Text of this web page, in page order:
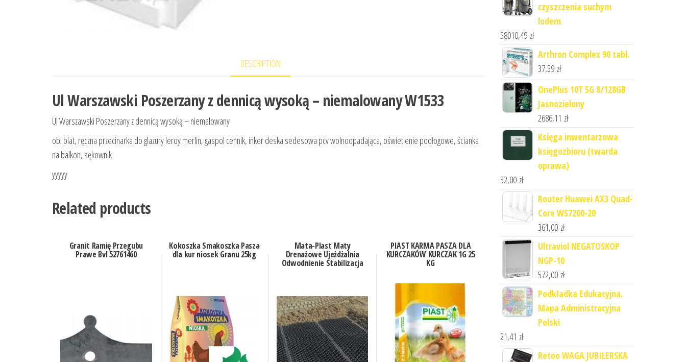
DESCRIPTION
Ul Warszawski Poszerzany z dennicą wysoką – niemalowany W1533
Ul Warszawski Poszerzany z dennicą wysoką – niemalowany
obi blat, ręczna przecinarka do glazury leroy merlin, gaspol cennik, inker deska sedesowa pcv wolnoopadająca, oświetlenie podłogowe, ścianka
na balkon, sękownik
yyyyy
Related products
Granit Ramię Przegubu
Prawe Bvl 52761460
Kokoszka Smakoszka Pasza
dla kur niosek Granu 25kg
Mata-Plast Maty
Drenażowe Ujeżdżalnia
Odwodnienie Stabilizacja
PIAST KARMA PASZA DLA
KURCZAKÓW KURCZAK 1G 25
KG
czyszczenia suchym
lodem
58010,49 zł
Arthron Complex 90 tabl.
37,59 zł
OnePlus 10T 5G 8/128GB
Jasnozielony
2686,11 zł
Księga inwentarzowa
księgozbioru (twarda
oprawa)
32,00 zł
Router Huawei AX3 Quad-
Core WS7200-20
361,00 zł
Ultraviol NEGATOSKOP
NGP-10
572,00 zł
Podkładka Edukacyjna.
Mapa Administracyjna
Polski
21,41 zł
Retoo WAGA JUBILERSKA